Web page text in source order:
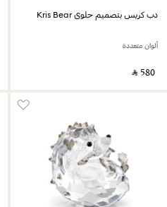
دب كريس بتصميم حلوى Kris Bear
ألوان متعددة
‎ ⃁ ⁦580⁩ ‎